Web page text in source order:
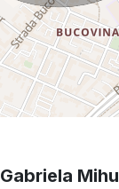
Gabriela Mihu